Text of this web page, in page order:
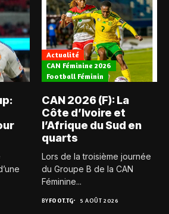
Actualité
CAN Féminine 2026
Football Féminin
CAN 2026 (F): La
Côte d’Ivoire et
l’Afrique du Sud en
quarts
Lors de la troisième journée
du Groupe B de la CAN
Féminine...
BYFOOT.TG 5 AOÛT 2026